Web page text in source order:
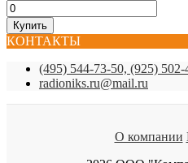
КОНТАКТЫ
(495) 544-73-50, (925) 502-
radioniks.ru@mail.ru
О компании